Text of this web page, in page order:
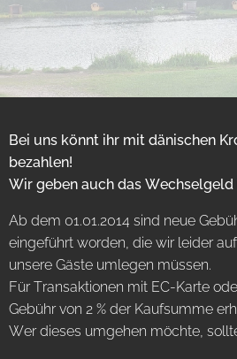
Bei uns könnt ihr mit dänischen
bezahlen!
Wir geben auch das
Ab dem 01.01.2014 sind neue
eingeführt worden, die wir leider auf
unsere Gäste umlegen müssen.
Für Transaktionen mit EC-Karte
Gebühr von 2 % der Kaufsumme
Wer dieses umgehen möchte,